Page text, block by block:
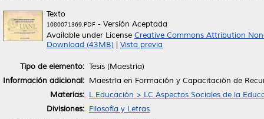
Texto
1080071369.PDF - Versión Aceptada
Available under License Creative Commons Attribution
Download (43MB)
Vista previa
Tipo de elemento: Tesis (Maestría)
Información adicional: Maestría en Formación y Capacitación de
Materias: L Educación > LC Aspectos Sociales de la
Divisiones: Filosofía y Letras